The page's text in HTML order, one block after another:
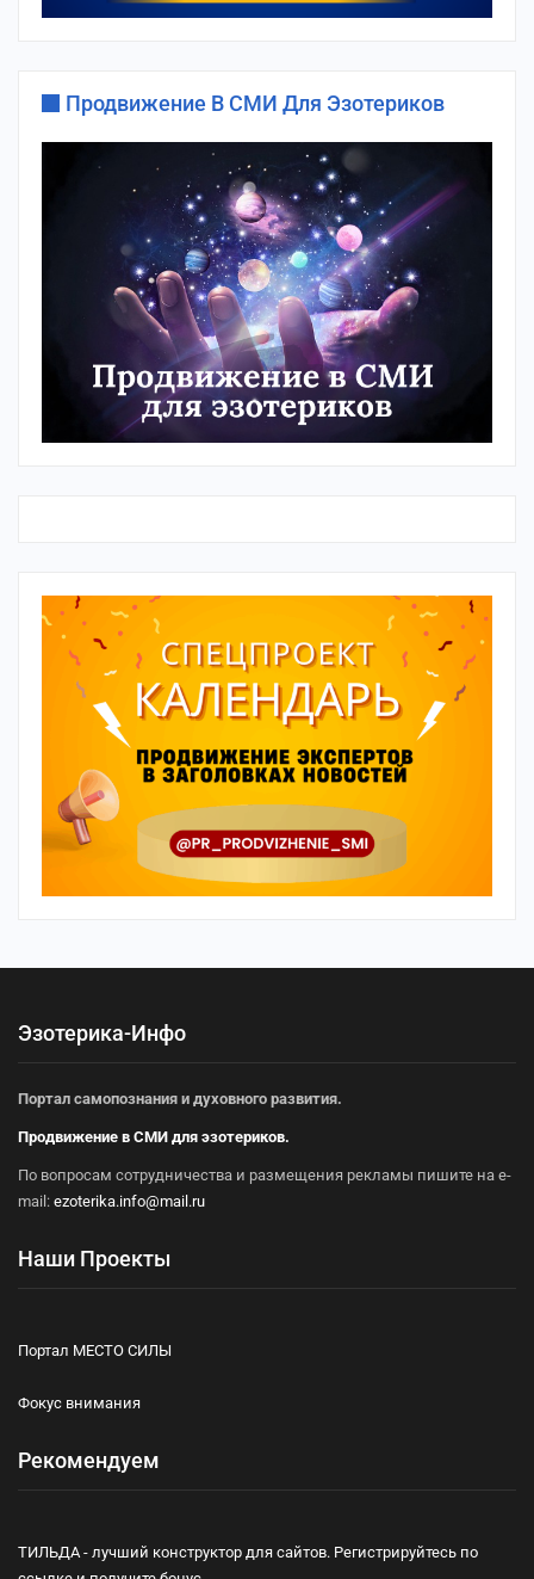
Продвижение В СМИ Для Эзотериков
Эзотерика-Инфо
Портал самопознания и духовного развития.
Продвижение в СМИ для эзотериков.
По вопросам сотрудничества и размещения рекламы пишите на e-
mail: ezoterika.info@mail.ru
Наши Проекты
Портал МЕСТО СИЛЫ
Фокус внимания
Рекомендуем
ТИЛЬДА - лучший конструктор для сайтов. Регистрируйтесь по